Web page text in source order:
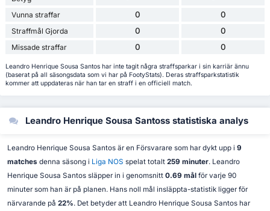
Vunna straffar 0 0
Straffmål Gjorda 0 0
Missade straffar 0 0
Leandro Henrique Sousa Santos har inte tagit några straffsparkar i sin karriär ännu
(baserat på all säsongsdata som vi har på FootyStats). Deras straffsparkstatistik
kommer att uppdateras när han tar en straff i en officiell match.
Leandro Henrique Sousa Santoss statistiska analys
Leandro Henrique Sousa Santos är en Försvarare som har dykt upp i 9
matches denna säsong i Liga NOS spelat totalt 259 minuter. Leandro
Henrique Sousa Santos släpper in i genomsnitt 0.69 mål för varje 90
minuter som han är på planen. Hans noll mål insläppta-statistik ligger för
närvarande på 22%. Det betyder att Leandro Henrique Sousa Santos har